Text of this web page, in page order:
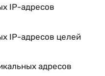
IP-адресов
IP-адресов целей
адресов